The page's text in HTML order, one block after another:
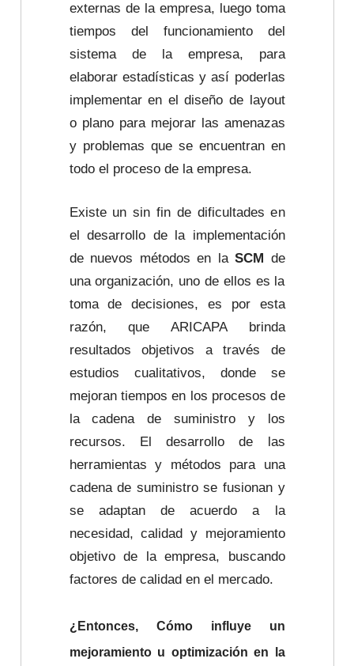
externas de la empresa, luego toma
tiempos del funcionamiento del
sistema de la empresa, para
elaborar estadísticas y así poderlas
implementar en el diseño de layout
o plano para mejorar las amenazas
y problemas que se encuentran en
todo el proceso de la empresa.
Existe un sin fin de dificultades en
el desarrollo de la implementación
de nuevos métodos en la SCM de
una organización, uno de ellos es la
toma de decisiones, es por esta
razón, que ARICAPA brinda
resultados objetivos a través de
estudios cualitativos, donde se
mejoran tiempos en los procesos de
la cadena de suministro y los
recursos. El desarrollo de las
herramientas y métodos para una
cadena de suministro se fusionan y
se adaptan de acuerdo a la
necesidad, calidad y mejoramiento
objetivo de la empresa, buscando
factores de calidad en el mercado.
¿Entonces, Cómo influye un
mejoramiento u optimización en la